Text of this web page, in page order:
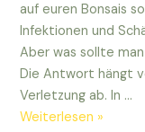
auf euren Bonsais
Infektionen und
Aber was sollte
Die Antwort hängt
Verletzung ab. In …
Was
Weiterlesen »